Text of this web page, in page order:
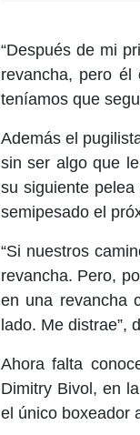
“Después de mi
revancha, pero
teníamos que
Además el
sin ser algo que
su siguiente
semipesado el
“Si nuestros
revancha. Pero,
en una revancha
lado. Me distrae”,
Ahora falta
Dimitry Bivol, en
el único boxeador